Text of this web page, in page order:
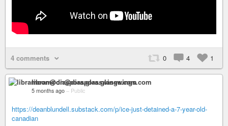
4 comments 0 4 1
libramoon@diaspora.glasswings.com
5 months ago – Public
https://deanblundell.substack.com/p/ice-just-detained-a-7-year-old-
canadian